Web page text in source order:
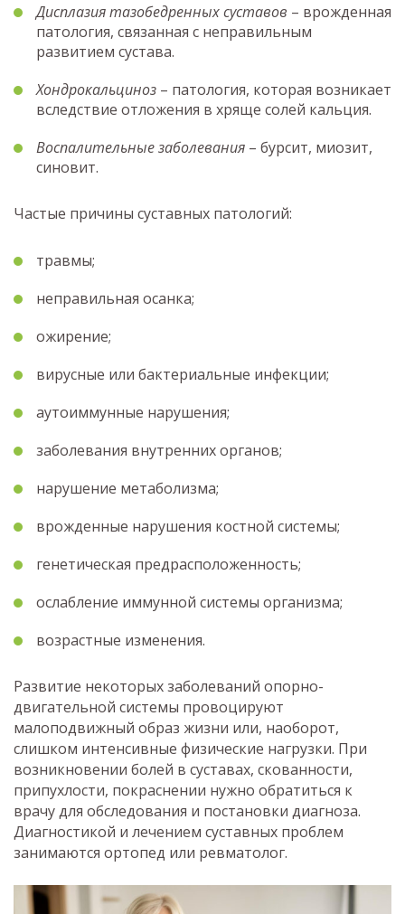
Дисплазия тазобедренных суставов – врожденная
патология, связанная с неправильным
развитием сустава.
Хондрокальциноз – патология, которая возникает
вследствие отложения в хряще солей кальция.
Воспалительные заболевания – бурсит, миозит,
синовит.
Частые причины суставных патологий:
травмы;
неправильная осанка;
ожирение;
вирусные или бактериальные инфекции;
аутоиммунные нарушения;
заболевания внутренних органов;
нарушение метаболизма;
врожденные нарушения костной системы;
генетическая предрасположенность;
ослабление иммунной системы организма;
возрастные изменения.
Развитие некоторых заболеваний опорно-
двигательной системы провоцируют
малоподвижный образ жизни или, наоборот,
слишком интенсивные физические нагрузки. При
возникновении болей в суставах, скованности,
припухлости, покраснении нужно обратиться к
врачу для обследования и постановки диагноза.
Диагностикой и лечением суставных проблем
занимаются ортопед или ревматолог.